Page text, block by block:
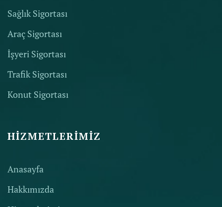
Sağlık Sigortası
Araç Sigortası
İşyeri Sigortası
Trafik Sigortası
Konut Sigortası
HIZMETLERIMIZ
Anasayfa
Hakkımızda